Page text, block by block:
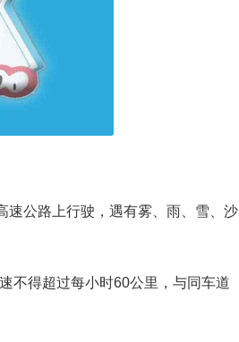
速公路上行驶，遇有雾、雨、雪、沙
不得超过每小时60公里，与同车道